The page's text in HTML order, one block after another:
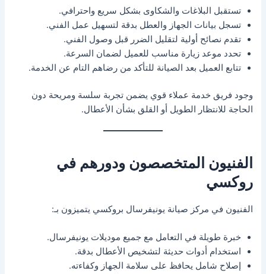
تستقبل البلاغات والشكاوى بشكل سريع واحترافي.
تسجل بيانات الجهاز والعطل بدقة لتسهيل عمل الفني.
تقدم نصائح أولية لتقليل الضرر قبل وصول الفني.
تحدد موعد زيارة مناسب للعميل لضمان السرعة.
تتابع العميل بعد الصيانة للتأكد من رضاهم التام عن الخدمة.
وجود فريق خدمة عملاء قوي يضمن تجربة سلسة ومريحة دون
الحاجة للانتظار الطويل أو القلق بشأن الأعطال.
الفنيون المتخصصون ودورهم في
روكسي
الفنيون في مركز صيانة يونيفرسال بروكسي يتميزون بـ:
خبرة طويلة في التعامل مع جميع موديلات يونيفرسال.
استخدام أدوات حديثة لتشخيص الأعطال بدقة.
إصلاح شامل يحافظ على سلامة الجهاز وكفاءته.